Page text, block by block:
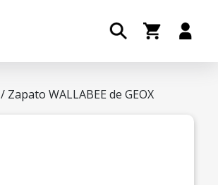
/ Zapato WALLABEE de GEOX